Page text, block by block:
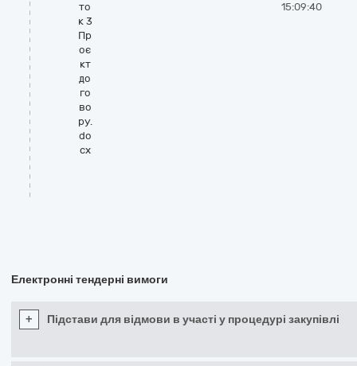
то
к 3
Пр
оє
кт
до
го
во
ру.
do
cx
15:09:40
Електронні тендерні вимоги
+ Підстави для відмови в участі у процедурі закупівлі